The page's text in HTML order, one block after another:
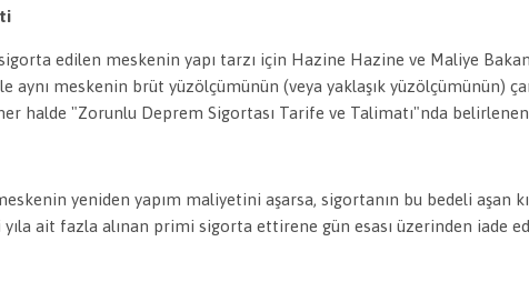
edilen meskenin yapı tarzı için Hazine Hazine ve Maliye
meskenin brüt yüzölçümünün (veya yaklaşık yüzölçümünün)
halde "Zorunlu Deprem Sigortası Tarife ve Talimatı"nda
yeniden yapım maliyetini aşarsa, sigortanın bu bedeli aşan
ait fazla alınan primi sigorta ettirene gün esası üzerinden iade